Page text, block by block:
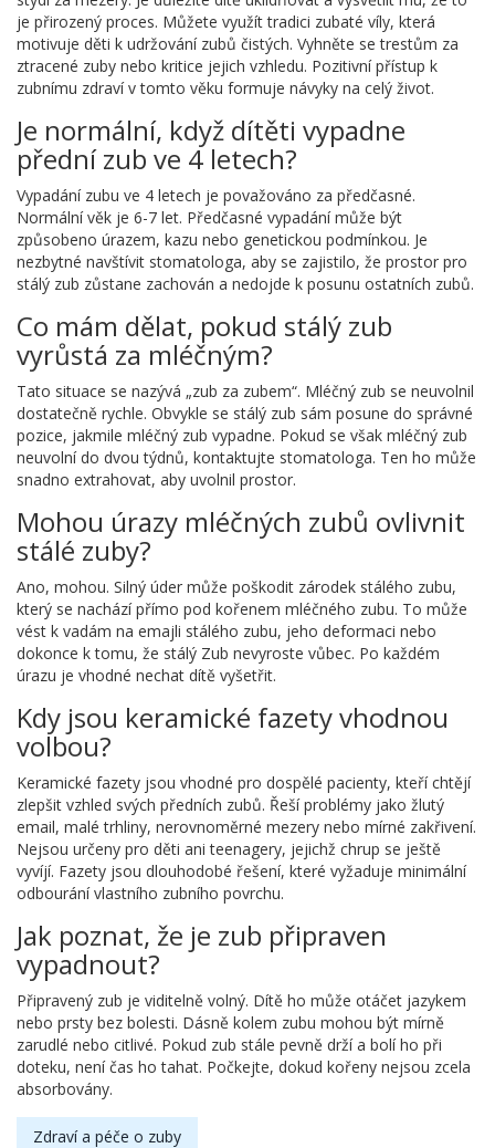
je přirozený proces. Můžete využít tradici zubaté víly, která
motivuje děti k udržování zubů čistých. Vyhněte se trestům za
ztracené zuby nebo kritice jejich vzhledu. Pozitivní přístup k
zubnímu zdraví v tomto věku formuje návyky na celý život.
Je normální, když dítěti vypadne
přední zub ve 4 letech?
Vypadání zubu ve 4 letech je považováno za předčasné.
Normální věk je 6-7 let. Předčasné vypadání může být
způsobeno úrazem, kazu nebo genetickou podmínkou. Je
nezbytné navštívit stomatologa, aby se zajistilo, že prostor pro
stálý zub zůstane zachován a nedojde k posunu ostatních zubů.
Co mám dělat, pokud stálý zub
vyrůstá za mléčným?
Tato situace se nazývá „zub za zubem“. Mléčný zub se neuvolnil
dostatečně rychle. Obvykle se stálý zub sám posune do správné
pozice, jakmile mléčný zub vypadne. Pokud se však mléčný zub
neuvolní do dvou týdnů, kontaktujte stomatologa. Ten ho může
snadno extrahovat, aby uvolnil prostor.
Mohou úrazy mléčných zubů ovlivnit
stálé zuby?
Ano, mohou. Silný úder může poškodit zárodek stálého zubu,
který se nachází přímo pod kořenem mléčného zubu. To může
vést k vadám na emajli stálého zubu, jeho deformaci nebo
dokonce k tomu, že stálý Zub nevyroste vůbec. Po každém
úrazu je vhodné nechat dítě vyšetřit.
Kdy jsou keramické fazety vhodnou
volbou?
Keramické fazety jsou vhodné pro dospělé pacienty, kteří chtějí
zlepšit vzhled svých předních zubů. Řeší problémy jako žlutý
email, malé trhliny, nerovnoměrné mezery nebo mírné zakřivení.
Nejsou určeny pro děti ani teenagery, jejichž chrup se ještě
vyvíjí. Fazety jsou dlouhodobé řešení, které vyžaduje minimální
odbourání vlastního zubního povrchu.
Jak poznat, že je zub připraven
vypadnout?
Připravený zub je viditelně volný. Dítě ho může otáčet jazykem
nebo prsty bez bolesti. Dásně kolem zubu mohou být mírně
zarudlé nebo citlivé. Pokud zub stále pevně drží a bolí ho při
doteku, není čas ho tahat. Počkejte, dokud kořeny nejsou zcela
absorbovány.
Zdraví a péče o zuby